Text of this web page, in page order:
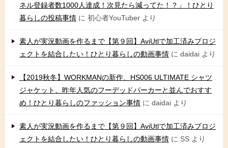
ネル登録者数1000人達成！次見たら減ってた！？」！ひとり
暮らしの投稿事情 に 初心者YouTuber より
素人が実況動画を作るまで【第９回】AviUtlで加工済みプロジ
ェクトを結合したい！ひとり暮らしの動画事情 に daidai より
【2019秋冬】WORKMANの新作、HS006 ULTIMATE シャツ
ジャケット、昨年人気のフーデッドパーカーと並んでおすす
め！ひとり暮らしのファッション事情 に daidai より
素人が実況動画を作るまで【第９回】AviUtlで加工済みプロジ
ェクトを結合したい！ひとり暮らしの動画事情 に SS より